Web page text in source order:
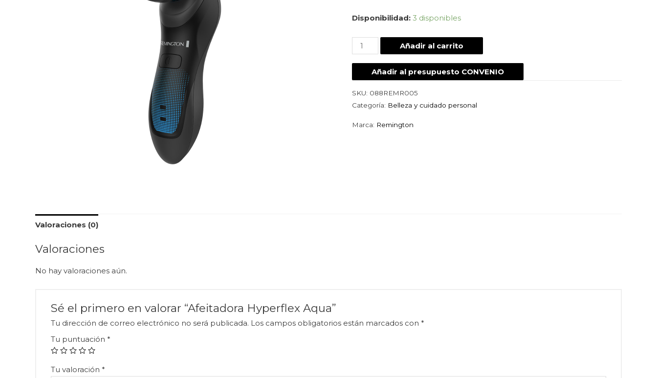
Disponibilidad: 3 disponibles
Añadir al carrito
Añadir al presupuesto CONVENIO
SKU: 088REMR005
Categoría: Belleza y cuidado personal
Marca: Remington
Valoraciones (0)
Valoraciones
No hay valoraciones aún.
Sé el primero en valorar “Afeitadora Hyperflex Aqua”
Tu dirección de correo electrónico no será publicada. Los campos obligatorios están marcados con *
Tu puntuación *
Tu valoración *